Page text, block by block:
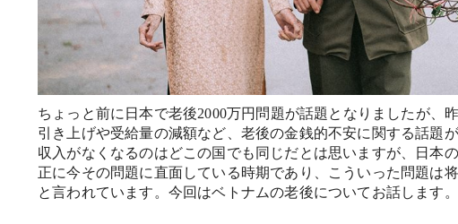
ちょっと前に日本で老後2000万円問題が話題となりましたが、
引き上げや受給量の減額など、老後の金銭的不安に関する話題
収入がなくなるのはどこの国でも同じだとは思いますが、日本
正に今その問題に直面している時期であり、こういった問題は
と言われています。今回はベトナムの老後についてお話します。